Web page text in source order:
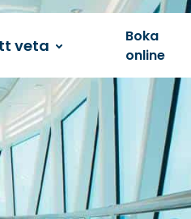
veta
Boka
online